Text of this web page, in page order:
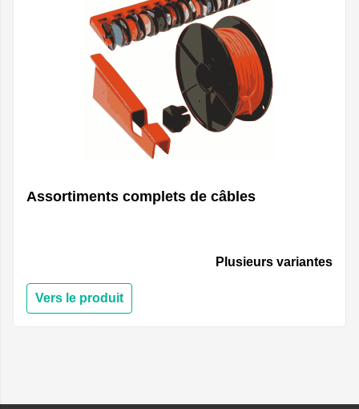
Assortiments complets de câbles
Plusieurs variantes
Vers le produit